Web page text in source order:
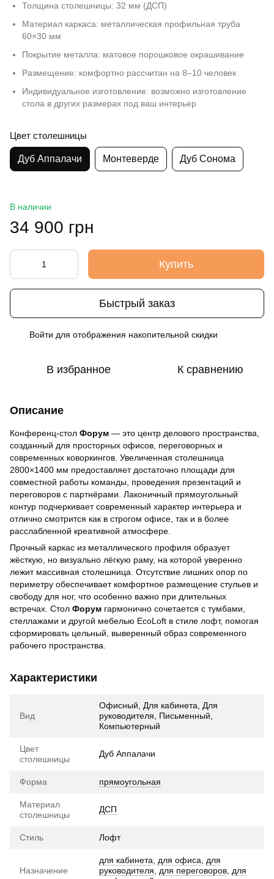
Толщина столешницы: 32 мм (ДСП)
Материал каркаса: металлическая профильная труба
60×30 мм
Покрытие металла: матовое порошковое окрашивание
Размещение: комфортно рассчитан на 8–10 человек
Индивидуальное изготовление: возможно изготовление
стола в других размерах под ваш интерьер
Цвет столешницы
Дуб Аппалачи Монтеверде Дуб Сонома
В наличии
34 900 грн
Купить
Быстрый заказ
Войти для отображения накопительной скидки
В избранное К сравнению
Описание
Конференц-стол Форум — это центр делового пространства,
созданный для просторных офисов, переговорных и
современных коворкингов. Увеличенная столешница
2800×1400 мм предоставляет достаточно площади для
совместной работы команды, проведения презентаций и
переговоров с партнёрами. Лаконичный прямоугольный
контур подчеркивает современный характер интерьера и
отлично смотрится как в строгом офисе, так и в более
расслабленной креативной атмосфере.
Прочный каркас из металлического профиля образует
жёсткую, но визуально лёгкую раму, на которой уверенно
лежит массивная столешница. Отсутствие лишних опор по
периметру обеспечивает комфортное размещение стульев и
свободу для ног, что особенно важно при длительных
встречах. Стол Форум гармонично сочетается с тумбами,
стеллажами и другой мебелью EcoLoft в стиле лофт, помогая
сформировать цельный, выверенный образ современного
рабочего пространства.
Характеристики
Вид
Офисный, Для кабинета, Для
руководителя, Письменный,
Компьютерный
Цвет
столешницы
Дуб Аппалачи
Форма прямоугольная
Материал
столешницы
ДСП
Стиль Лофт
Назначение
для кабинета для офиса
для
руководителя
для переговоров для